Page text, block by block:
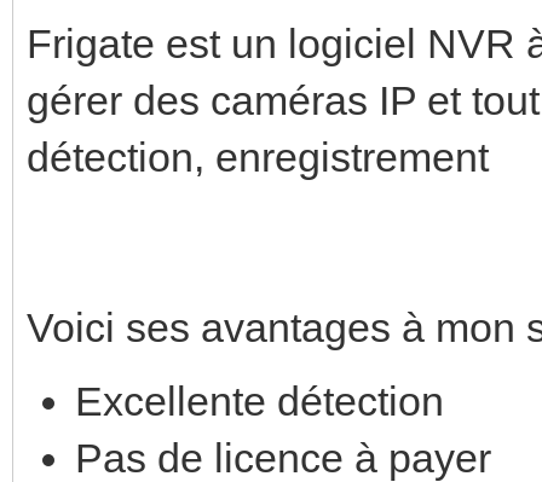
Frigate est un logiciel NVR
gérer des caméras IP et
détection, enregistrement
Voici ses avantages à mon
Excellente détection
Pas de licence à payer